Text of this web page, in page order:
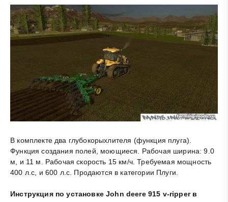
В комплекте два глубокорыхлителя (функция плуга).
Функция создания полей, моющиеся. Рабочая ширина: 9.0
м, и 11 м. Рабочая скорость 15 км/ч. Требуемая мощность
400 л.с, и 600 л.с. Продаются в категории Плуги.
Инструкция по установке John deere 915 v-ripper в